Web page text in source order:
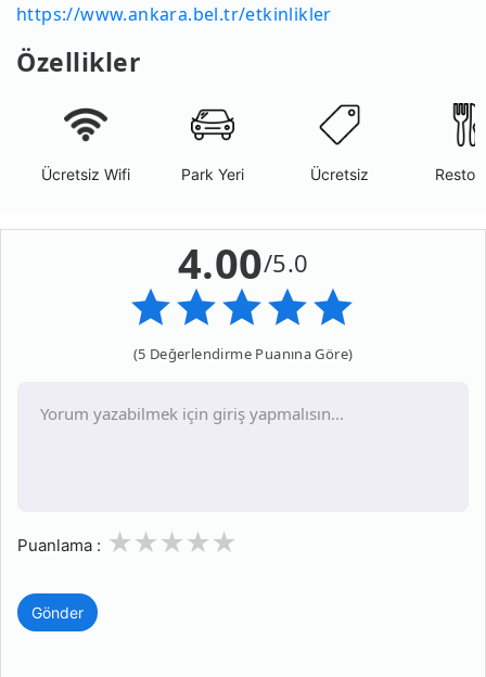
https://www.ankara.bel.tr/etkinlikler
Özellikler
Ücretsiz Wifi Park Yeri Ücretsiz
4.00/5.0
(5 Değerlendirme Puanına Göre)
Puanlama : 3
2
1
Gönder